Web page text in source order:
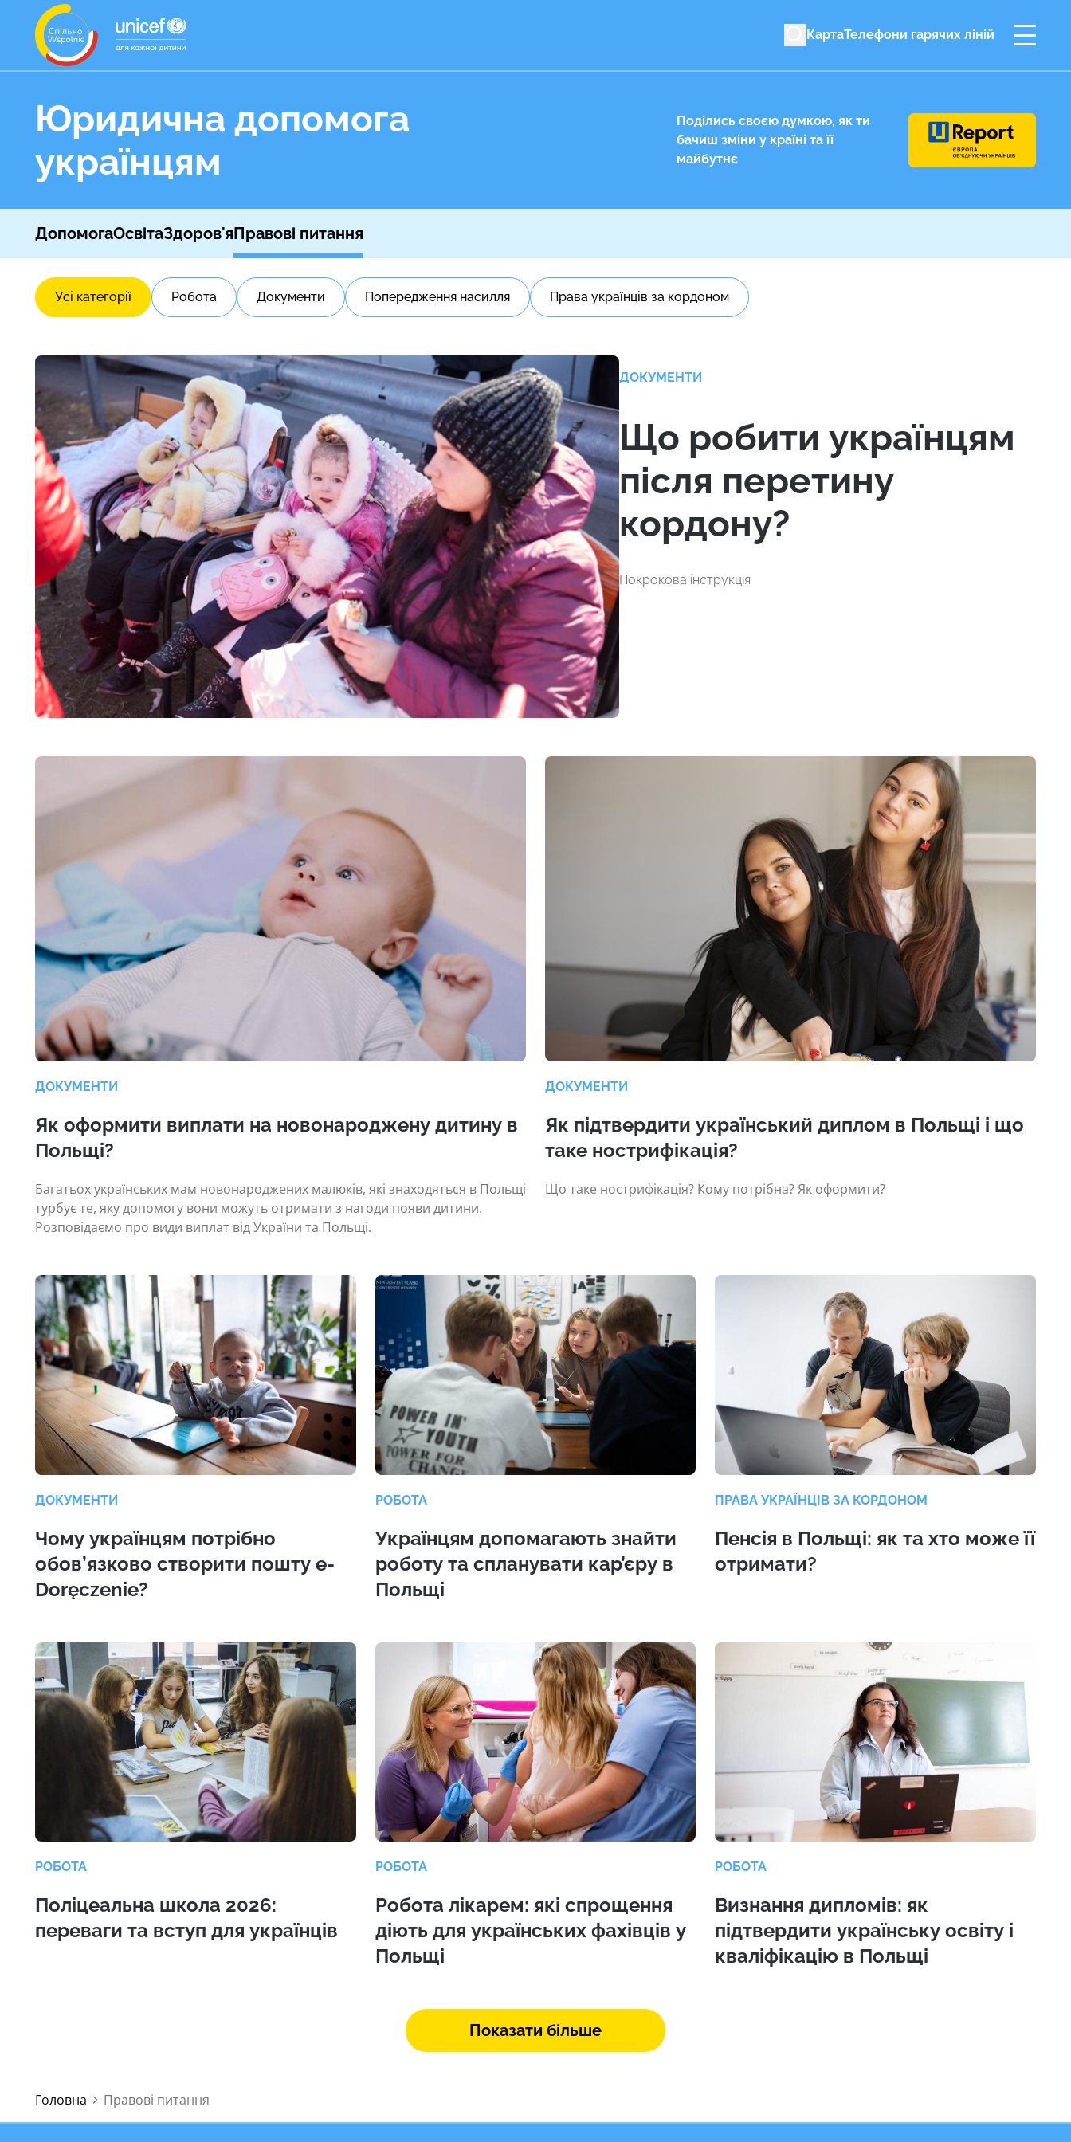
КартаТелефони гарячих ліній
Юридична допомога
українцям
Поділись своєю думкою, як ти
бачиш зміни у країні та її
майбутнє
ДопомогаОсвітаЗдоров'яПравові питання
Усі категорії Робота Документи Попередження насилля Права українців за кордоном
ДОКУМЕНТИ
Що робити українцям
після перетину
кордону?
Покрокова інструкція
ДОКУМЕНТИ
Як оформити виплати на новонароджену дитину в
Польщі?
Багатьох українських мам новонароджених малюків, які знаходяться в Польщі
турбує те, яку допомогу вони можуть отримати з нагоди появи дитини.
Розповідаємо про види виплат від України та Польщі.
ДОКУМЕНТИ
Як підтвердити український диплом в Польщі і що
таке нострифікація?
Що таке нострифікація? Кому потрібна? Як оформити?
ДОКУМЕНТИ
Чому українцям потрібно
обов’язково створити пошту e-
Doręczenie?
РОБОТА
Українцям допомагають знайти
роботу та спланувати кар’єру в
Польщі
ПРАВА УКРАЇНЦІВ ЗА КОРДОНОМ
Пенсія в Польщі: як та хто може її
отримати?
РОБОТА
Поліцеальна школа 2026:
переваги та вступ для українців
РОБОТА
Робота лікарем: які спрощення
діють для українських фахівців у
Польщі
РОБОТА
Визнання дипломів: як
підтвердити українську освіту і
кваліфікацію в Польщі
Показати більше
Головна Правові питання